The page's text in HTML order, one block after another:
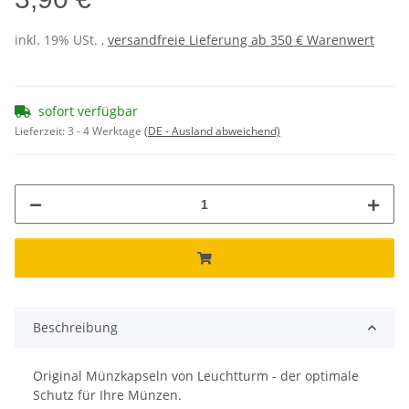
inkl. 19% USt. , versandfreie Lieferung ab 350 € Warenwert
sofort verfügbar
Lieferzeit:3 - 4 Werktage (DE - Ausland abweichend)
Beschreibung
Original Münzkapseln von Leuchtturm - der optimale
Schutz für Ihre Münzen.